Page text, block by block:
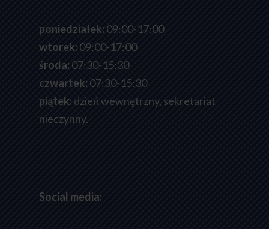
poniedziałek:09:00-17:00
wtorek: 09:00-17:00
środa: 07:30-15:30
czwartek: 07:30-15:30
piątek: dzień wewnętrzny, sekretariat
nieczynny.
Social media: